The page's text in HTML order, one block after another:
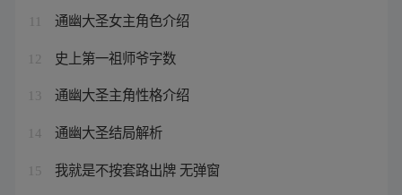
通幽大圣女主角色介绍
12 史上第一祖师爷字数
13 通幽大圣主角性格介绍
14 通幽大圣结局解析
15 我就是不按套路出牌 无弹窗